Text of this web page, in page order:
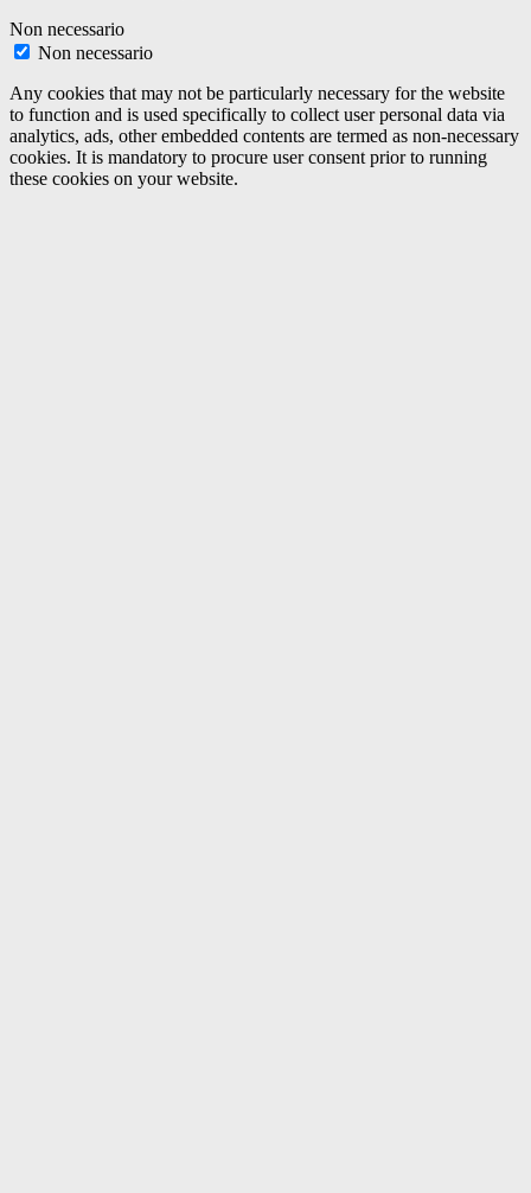
Non necessario
Non necessario
Any cookies that may not be particularly necessary for the website
to function and is used specifically to collect user personal data via
analytics, ads, other embedded contents are termed as non-necessary
cookies. It is mandatory to procure user consent prior to running
these cookies on your website.